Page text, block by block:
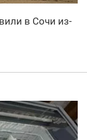
в Сочи из-